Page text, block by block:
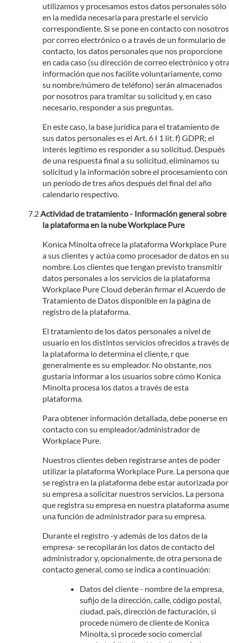
utilizamos y procesamos estos datos personales sólo
en la medida necesaria para prestarle el servicio
correspondiente. Si se pone en contacto con nosotros
por correo electrónico o a través de un formulario de
contacto, los datos personales que nos proporcione
en cada caso (su dirección de correo electrónico y
información que nos facilite voluntariamente, como
su nombre/número de teléfono) serán almacenados
por nosotros para tramitar su solicitud y, en caso
necesario, responder a sus preguntas.
En este caso, la base jurídica para el tratamiento de
sus datos personales es el Art. 6 I 1 lit. f) GDPR; el
interés legítimo es responder a su solicitud. Después
de una respuesta final a su solicitud, eliminamos su
solicitud y la información sobre el procesamiento con
un período de tres años después del final del año
calendario respectivo.
Actividad de tratamiento - Información general sobre
la plataforma en la nube Workplace Pure
Konica Minolta ofrece la plataforma Workplace Pure
a sus clientes y actúa como procesador de datos en su
nombre. Los clientes que tengan previsto transmitir
datos personales a los servicios de la plataforma
Workplace Pure Cloud deberán firmar el Acuerdo de
Tratamiento de Datos disponible en la página de
registro de la plataforma.
El tratamiento de los datos personales a nivel de
usuario en los distintos servicios ofrecidos a través de
la plataforma lo determina el cliente, r que
generalmente es su empleador. No obstante, nos
gustaría informar a los usuarios sobre cómo Konica
Minolta procesa los datos a través de esta
plataforma.
Para obtener información detallada, debe ponerse en
contacto con su empleador/administrador de
Workplace Pure.
Nuestros clientes deben registrarse antes de poder
utilizar la plataforma Workplace Pure. La persona que
se registra en la plataforma debe estar autorizada por
su empresa a solicitar nuestros servicios. La persona
que registra su empresa en nuestra plataforma asume
una función de administrador para su empresa.
Durante el registro -y además de los datos de la
empresa- se recopilarán los datos de contacto del
administrador y, opcionalmente, de otra persona de
contacto general, como se indica a continuación:
Datos del cliente - nombre de la empresa,
sufijo de la dirección, calle, código postal,
ciudad, país, dirección de facturación, si
procede número de cliente de Konica
Minolta, si procede socio comercial